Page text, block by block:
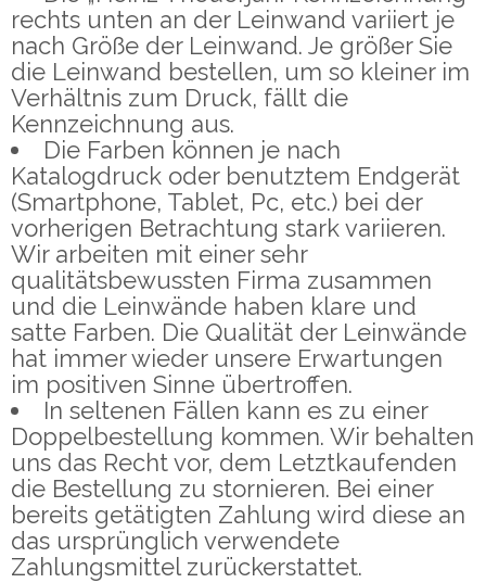
rechts unten an der Leinwand variiert je
nach Größe der Leinwand. Je größer Sie
die Leinwand bestellen, um so kleiner im
Verhältnis zum Druck, fällt die
Kennzeichnung aus.
Die Farben können je nach
Katalogdruck oder benutztem Endgerät
(Smartphone, Tablet, Pc, etc.) bei der
vorherigen Betrachtung stark variieren.
Wir arbeiten mit einer sehr
qualitätsbewussten Firma zusammen
und die Leinwände haben klare und
satte Farben. Die Qualität der Leinwände
hat immer wieder unsere Erwartungen
im positiven Sinne übertroffen.
In seltenen Fällen kann es zu einer
Doppelbestellung kommen. Wir behalten
uns das Recht vor, dem Letztkaufenden
die Bestellung zu stornieren. Bei einer
bereits getätigten Zahlung wird diese an
das ursprünglich verwendete
Zahlungsmittel zurückerstattet.